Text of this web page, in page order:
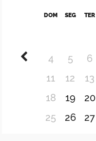
DOM SEG TER
4
5 6
11
12 13
18
19 20
25
26 27